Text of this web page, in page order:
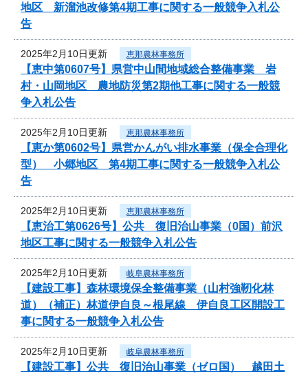
地区 新溜池改修第4期工事に関する一般競争入札公
告
2025年2月10日更新 恵那農林事務所
【恵中第0607号】県営中山間地域総合整備事業 岩
村・山岡地区 農地防災第2期他工事に関する一般競
争入札公告
2025年2月10日更新 恵那農林事務所
【恵か第0602号】県営かんがい排水事業（保全合理化
型） 小郷地区 第4期工事に関する一般競争入札公
告
2025年2月10日更新 恵那農林事務所
【恵治工第0626号】公共 復旧治山事業（0国）前沢
地区工事に関する一般競争入札公告
2025年2月10日更新 岐阜農林事務所
【建設工事】森林環境保全整備事業（山村強靭化林
道）（補正）林道伊自良～根尾線 伊自良工区開設工
事に関する一般競争入札公告
2025年2月10日更新 岐阜農林事務所
【建設工事】公共 復旧治山事業（ゼロ国） 越田土